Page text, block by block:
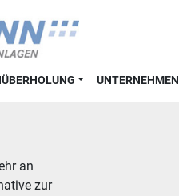
UNTERNEHMEN
an
zur